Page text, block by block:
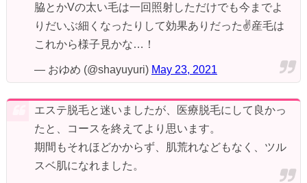
脇とかVの太い毛は一回照射しただけでも今までよ
りだいぶ細くなったりして効果ありだった✌️産毛は
これから様子見かな…！
— おゆめ (@shayuyuri) May 23, 2021
エステ脱毛と迷いましたが、医療脱毛にして良かっ
たと、コースを終えてより思います。
期間もそれほどかからず、肌荒れなどもなく、ツル
スベ肌になれました。